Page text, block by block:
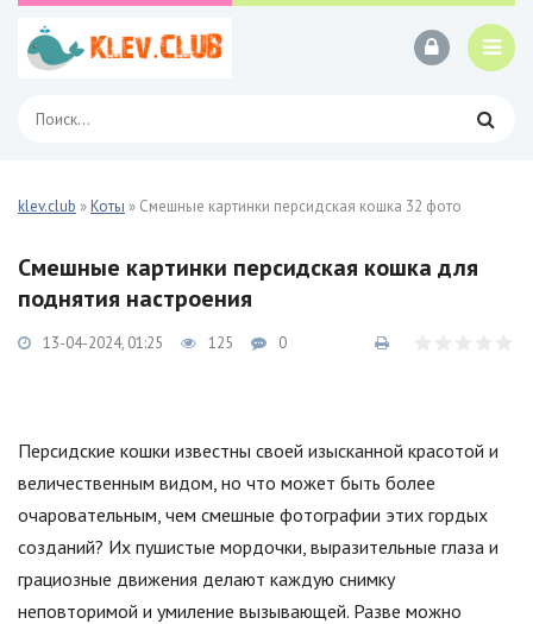
klev.club »Коты » Смешные картинки персидская кошка 32 фото
Смешные картинки персидская кошка для
поднятия настроения
13-04-2024, 01:25 125 0
Персидские кошки известны своей изысканной красотой и
величественным видом, но что может быть более
очаровательным, чем смешные фотографии этих гордых
созданий? Их пушистые мордочки, выразительные глаза и
грациозные движения делают каждую снимку
неповторимой и умиление вызывающей. Разве можно